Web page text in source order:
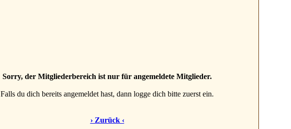
Sorry, der Mitgliederbereich ist nur für angemeldete Mitglieder.
Falls du dich bereits angemeldet hast, dann logge dich bitte zuerst ein.
› Zurück ‹